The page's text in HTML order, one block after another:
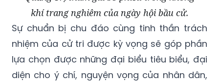
khí trang nghiêm của ngày hội bầu cử.
Sự chuẩn bị chu đáo cùng tinh thần trách
nhiệm của cử tri được kỳ vọng sẽ góp phần
lựa chọn được những đại biểu tiêu biểu, đại
diện cho ý chí, nguyện vọng của nhân dân,